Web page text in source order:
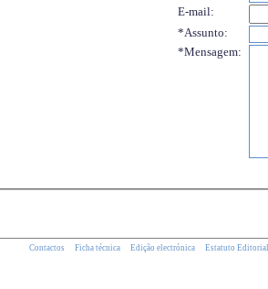
E-mail:
*Assunto:
*Mensagem:
Contactos Ficha técnica Edição electrónica Estatuto Editorial